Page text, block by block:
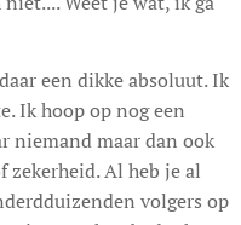
een dikke absoluut. Ik
Ik hoop op nog een
niemand maar dan ook
zekerheid. Al heb je al
volgers op